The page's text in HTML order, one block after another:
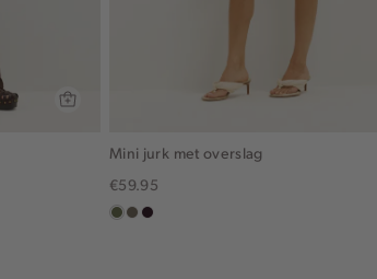
Mini jurk met overslag
€59.95
groen,
middenbruin
bordeaux,